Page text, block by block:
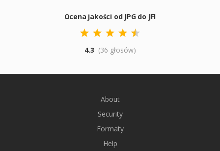
Ocena jakości od JPG do JFI
4.3 (36 głosów)
About
Security
Formaty
Help